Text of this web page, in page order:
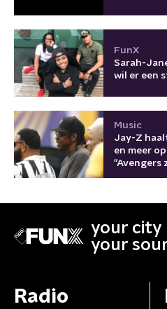
FunX
Sarah-
wil er een
Music
Jay-Z
en meer
"Avengers
your city
your
Radio